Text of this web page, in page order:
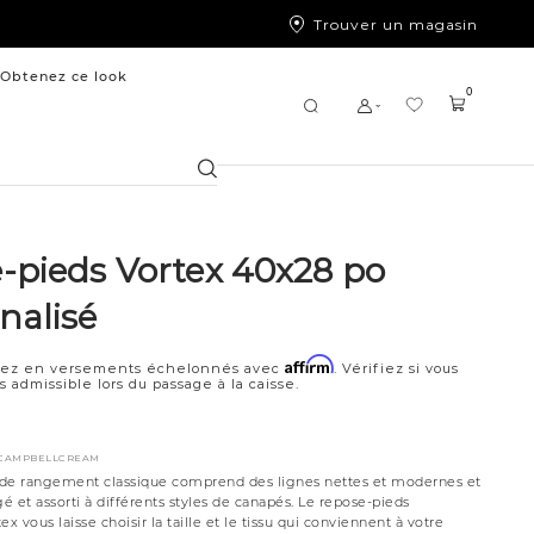
Trouver un magasin
Obtenez ce look
Chercher
0
pieds Vortex 40x28 po
en versements échelonnés avecAffirm. Vérifiez si vous
admissible lors du passage à la caisse.
rangement classique comprend des lignes nettes et modernes et
et assorti à différents styles de canapés. Le repose-pieds
vous laisse choisir la taille et le tissu qui conviennent à votre